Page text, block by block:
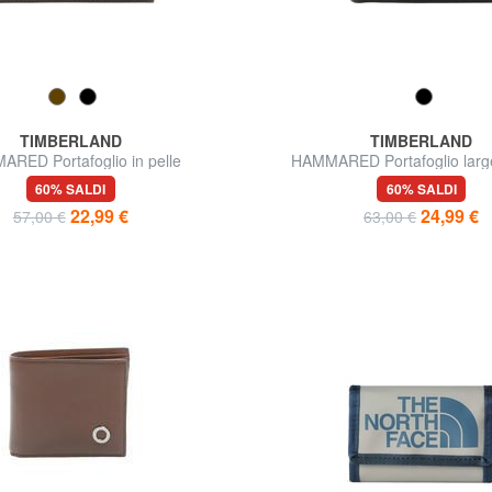
TIMBERLAND
Portafoglio in pelle
60% SALDI
57,00 € 22,99 €
TIMBERLAND
HAMMARED Portafoglio
60% SALDI
63,00 € 24,99 €